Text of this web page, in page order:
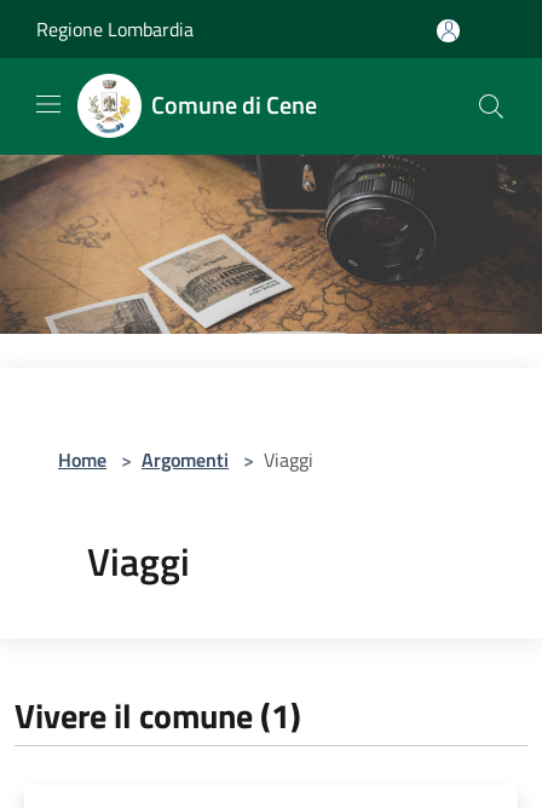
Regione Lombardia
Comune di Cene
Home > Argomenti > Viaggi
Viaggi
Vivere il comune (1)